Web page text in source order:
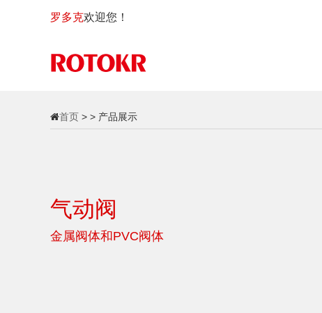
罗多克欢迎您！
首页 > > 产品展示
气动阀
金属阀体和PVC阀体